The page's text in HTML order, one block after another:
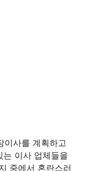
이사를 계획하고
는 이사 업체들을
중에서 혼란스러